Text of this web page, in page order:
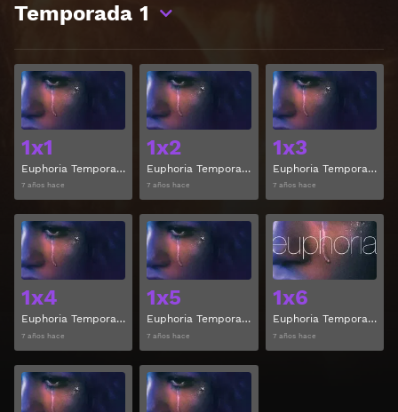
Temporada 1
1x1
Euphoria Temporada 1 Capitulo 1
7 años hace
Ver
1x2
Euphoria Temporada 1 Capitulo 2
7 años hace
Ver
1x3
Euphoria Temporada 1 Capitulo 3
7 años hace
1x4
Euphoria Temporada 1 Capitulo 4
7 años hace
Ver
1x5
Euphoria Temporada 1 Capitulo 5
7 años hace
Ver
1x6
Euphoria Temporada 1 Capitulo 6
7 años hace
Ver